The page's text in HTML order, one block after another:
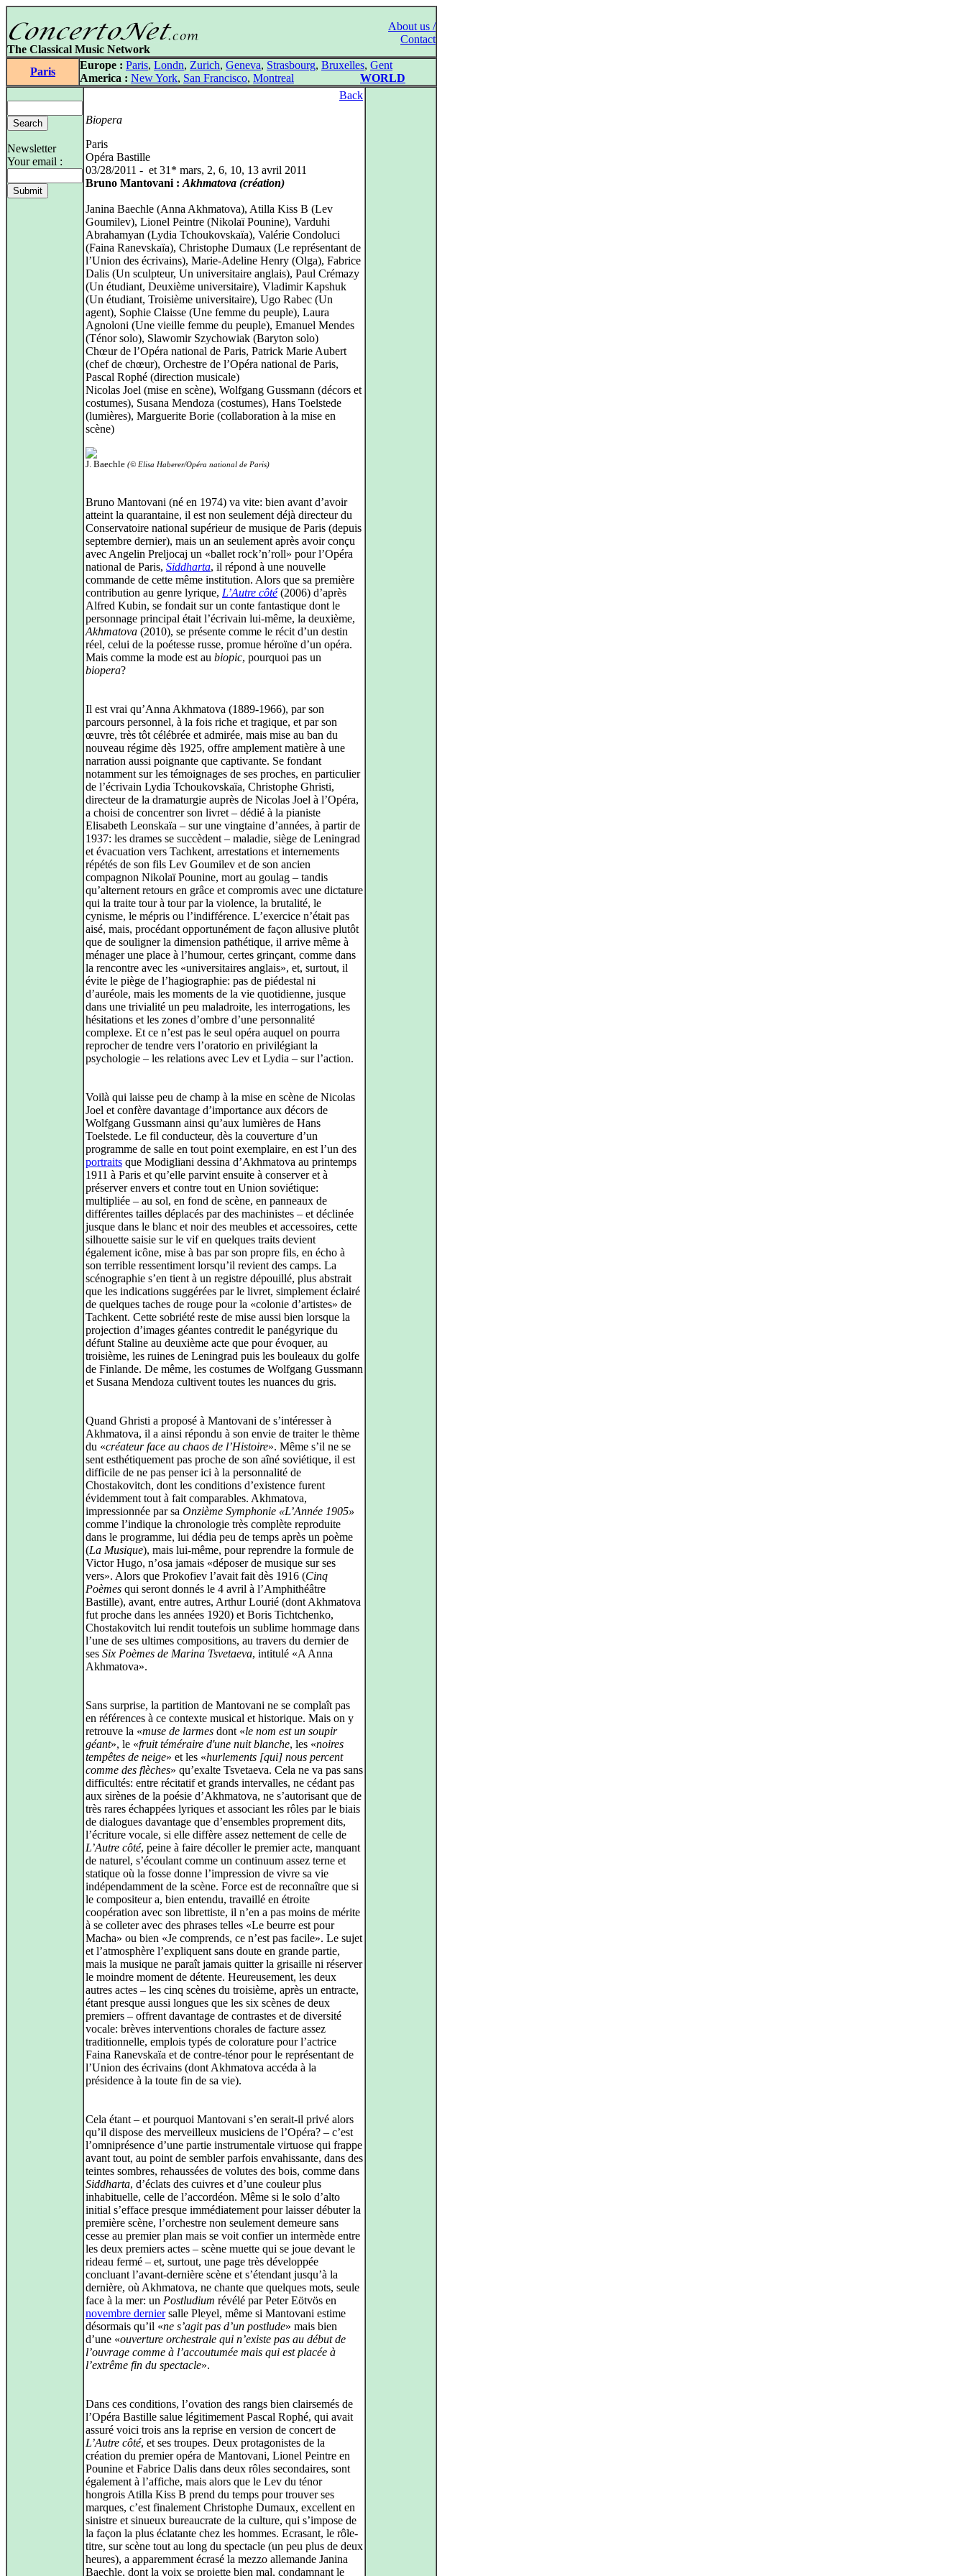
About us /
Contact
The Classical Music Network
Paris
Europe : Paris, Londn, Zurich, Geneva, Strasbourg, Bruxelles, Gent
America : New York, San Francisco, Montreal WORLD
Newsletter
Your email :
Back
Biopera
Paris
Opéra Bastille
03/28/2011 - et 31* mars, 2, 6, 10, 13 avril 2011
Bruno Mantovani : Akhmatova (création)
Janina Baechle (Anna Akhmatova), Atilla Kiss B (Lev
Goumilev), Lionel Peintre (Nikolaï Pounine), Varduhi
Abrahamyan (Lydia Tchoukovskaïa), Valérie Condoluci
(Faina Ranevskaïa), Christophe Dumaux (Le représentant de
l’Union des écrivains), Marie-Adeline Henry (Olga), Fabrice
Dalis (Un sculpteur, Un universitaire anglais), Paul Crémazy
(Un étudiant, Deuxième universitaire), Vladimir Kapshuk
(Un étudiant, Troisième universitaire), Ugo Rabec (Un
agent), Sophie Claisse (Une femme du peuple), Laura
Agnoloni (Une vieille femme du peuple), Emanuel Mendes
(Ténor solo), Slawomir Szychowiak (Baryton solo)
Chœur de l’Opéra national de Paris, Patrick Marie Aubert
(chef de chœur), Orchestre de l’Opéra national de Paris,
Pascal Rophé (direction musicale)
Nicolas Joel (mise en scène), Wolfgang Gussmann (décors et
costumes), Susana Mendoza (costumes), Hans Toelstede
(lumières), Marguerite Borie (collaboration à la mise en
scène)
J. Baechle (© Elisa Haberer/Opéra national de Paris)
Bruno Mantovani (né en 1974) va vite: bien avant d’avoir
atteint la quarantaine, il est non seulement déjà directeur du
Conservatoire national supérieur de musique de Paris (depuis
septembre dernier), mais un an seulement après avoir conçu
avec Angelin Preljocaj un «ballet rock’n’roll» pour l’Opéra
national de Paris, Siddharta, il répond à une nouvelle
commande de cette même institution. Alors que sa première
contribution au genre lyrique, L’Autre côté(2006) d’après
Alfred Kubin, se fondait sur un conte fantastique dont le
personnage principal était l’écrivain lui-même, la deuxième,
Akhmatova (2010), se présente comme le récit d’un destin
réel, celui de la poétesse russe, promue héroïne d’un opéra.
Mais comme la mode est au biopic, pourquoi pas un
biopera?
Il est vrai qu’Anna Akhmatova (1889-1966), par son
parcours personnel, à la fois riche et tragique, et par son
œuvre, très tôt célébrée et admirée, mais mise au ban du
nouveau régime dès 1925, offre amplement matière à une
narration aussi poignante que captivante. Se fondant
notamment sur les témoignages de ses proches, en particulier
de l’écrivain Lydia Tchoukovskaïa, Christophe Ghristi,
directeur de la dramaturgie auprès de Nicolas Joel à l’Opéra,
a choisi de concentrer son livret – dédié à la pianiste
Elisabeth Leonskaïa – sur une vingtaine d’années, à partir de
1937: les drames se succèdent – maladie, siège de Leningrad
et évacuation vers Tachkent, arrestations et internements
répétés de son fils Lev Goumilev et de son ancien
compagnon Nikolaï Pounine, mort au goulag – tandis
qu’alternent retours en grâce et compromis avec une dictature
qui la traite tour à tour par la violence, la brutalité, le
cynisme, le mépris ou l’indifférence. L’exercice n’était pas
aisé, mais, procédant opportunément de façon allusive plutôt
que de souligner la dimension pathétique, il arrive même à
ménager une place à l’humour, certes grinçant, comme dans
la rencontre avec les «universitaires anglais», et, surtout, il
évite le piège de l’hagiographie: pas de piédestal ni
d’auréole, mais les moments de la vie quotidienne, jusque
dans une trivialité un peu maladroite, les interrogations, les
hésitations et les zones d’ombre d’une personnalité
complexe. Et ce n’est pas le seul opéra auquel on pourra
reprocher de tendre vers l’oratorio en privilégiant la
psychologie – les relations avec Lev et Lydia – sur l’action.
Voilà qui laisse peu de champ à la mise en scène de Nicolas
Joel et confère davantage d’importance aux décors de
Wolfgang Gussmann ainsi qu’aux lumières de Hans
Toelstede. Le fil conducteur, dès la couverture d’un
programme de salle en tout point exemplaire, en est l’un des
portraits que Modigliani dessina d’Akhmatova au printemps
1911 à Paris et qu’elle parvint ensuite à conserver et à
préserver envers et contre tout en Union soviétique:
multipliée – au sol, en fond de scène, en panneaux de
différentes tailles déplacés par des machinistes – et déclinée
jusque dans le blanc et noir des meubles et accessoires, cette
silhouette saisie sur le vif en quelques traits devient
également icône, mise à bas par son propre fils, en écho à
son terrible ressentiment lorsqu’il revient des camps. La
scénographie s’en tient à un registre dépouillé, plus abstrait
que les indications suggérées par le livret, simplement éclairé
de quelques taches de rouge pour la «colonie d’artistes» de
Tachkent. Cette sobriété reste de mise aussi bien lorsque la
projection d’images géantes contredit le panégyrique du
défunt Staline au deuxième acte que pour évoquer, au
troisième, les ruines de Leningrad puis les bouleaux du golfe
de Finlande. De même, les costumes de Wolfgang Gussmann
et Susana Mendoza cultivent toutes les nuances du gris.
Quand Ghristi a proposé à Mantovani de s’intéresser à
Akhmatova, il a ainsi répondu à son envie de traiter le thème
du «créateur face au chaos de l’Histoire». Même s’il ne se
sent esthétiquement pas proche de son aîné soviétique, il est
difficile de ne pas penser ici à la personnalité de
Chostakovitch, dont les conditions d’existence furent
évidemment tout à fait comparables. Akhmatova,
impressionnée par sa Onzième Symphonie «L’Année 1905»
comme l’indique la chronologie très complète reproduite
dans le programme, lui dédia peu de temps après un poème
(La Musique), mais lui-même, pour reprendre la formule de
Victor Hugo, n’osa jamais «déposer de musique sur ses
vers». Alors que Prokofiev l’avait fait dès 1916 (Cinq
Poèmes qui seront donnés le 4 avril à l’Amphithéâtre
Bastille), avant, entre autres, Arthur Lourié (dont Akhmatova
fut proche dans les années 1920) et Boris Tichtchenko,
Chostakovitch lui rendit toutefois un sublime hommage dans
l’une de ses ultimes compositions, au travers du dernier de
ses Six Poèmes de Marina Tsvetaeva, intitulé «A Anna
Akhmatova».
Sans surprise, la partition de Mantovani ne se complaît pas
en références à ce contexte musical et historique. Mais on y
retrouve la «muse de larmes dont «le nom est un soupir
géant», le «fruit téméraire d'une nuit blanche, les «noires
tempêtes de neige» et les «hurlements [qui] nous percent
comme des flèches» qu’exalte Tsvetaeva. Cela ne va pas sans
difficultés: entre récitatif et grands intervalles, ne cédant pas
aux sirènes de la poésie d’Akhmatova, ne s’autorisant que de
très rares échappées lyriques et associant les rôles par le biais
de dialogues davantage que d’ensembles proprement dits,
l’écriture vocale, si elle diffère assez nettement de celle de
L’Autre côté, peine à faire décoller le premier acte, manquant
de naturel, s’écoulant comme un continuum assez terne et
statique où la fosse donne l’impression de vivre sa vie
indépendamment de la scène. Force est de reconnaître que si
le compositeur a, bien entendu, travaillé en étroite
coopération avec son librettiste, il n’en a pas moins de mérite
à se colleter avec des phrases telles «Le beurre est pour
Macha» ou bien «Je comprends, ce n’est pas facile». Le sujet
et l’atmosphère l’expliquent sans doute en grande partie,
mais la musique ne paraît jamais quitter la grisaille ni réserver
le moindre moment de détente. Heureusement, les deux
autres actes – les cinq scènes du troisième, après un entracte,
étant presque aussi longues que les six scènes de deux
premiers – offrent davantage de contrastes et de diversité
vocale: brèves interventions chorales de facture assez
traditionnelle, emplois typés de colorature pour l’actrice
Faina Ranevskaïa et de contre-ténor pour le représentant de
l’Union des écrivains (dont Akhmatova accéda à la
présidence à la toute fin de sa vie).
Cela étant – et pourquoi Mantovani s’en serait-il privé alors
qu’il dispose des merveilleux musiciens de l’Opéra? – c’est
l’omniprésence d’une partie instrumentale virtuose qui frappe
avant tout, au point de sembler parfois envahissante, dans des
teintes sombres, rehaussées de volutes des bois, comme dans
Siddharta, d’éclats des cuivres et d’une couleur plus
inhabituelle, celle de l’accordéon. Même si le solo d’alto
initial s’efface presque immédiatement pour laisser débuter la
première scène, l’orchestre non seulement demeure sans
cesse au premier plan mais se voit confier un intermède entre
les deux premiers actes – scène muette qui se joue devant le
rideau fermé – et, surtout, une page très développée
concluant l’avant-dernière scène et s’étendant jusqu’à la
dernière, où Akhmatova, ne chante que quelques mots, seule
face à la mer: un Postludium révélé par Peter Eötvös en
novembre derniersalle Pleyel, même si Mantovani estime
désormais qu’il «ne s’agit pas d’un postlude» mais bien
d’une «ouverture orchestrale qui n’existe pas au début de
l’ouvrage comme à l’accoutumée mais qui est placée à
l’extrême fin du spectacle».
Dans ces conditions, l’ovation des rangs bien clairsemés de
l’Opéra Bastille salue légitimement Pascal Rophé, qui avait
assuré voici trois ans la reprise en version de concert de
L’Autre côté, et ses troupes. Deux protagonistes de la
création du premier opéra de Mantovani, Lionel Peintre en
Pounine et Fabrice Dalis dans deux rôles secondaires, sont
également à l’affiche, mais alors que le Lev du ténor
hongrois Atilla Kiss B prend du temps pour trouver ses
marques, c’est finalement Christophe Dumaux, excellent en
sinistre et sinueux bureaucrate de la culture, qui s’impose de
la façon la plus éclatante chez les hommes. Ecrasant, le rôle-
titre, sur scène tout au long du spectacle (un peu plus de deux
heures), a apparemment écrasé la mezzo allemande Janina
Baechle, dont la voix se projette bien mal, condamnant le